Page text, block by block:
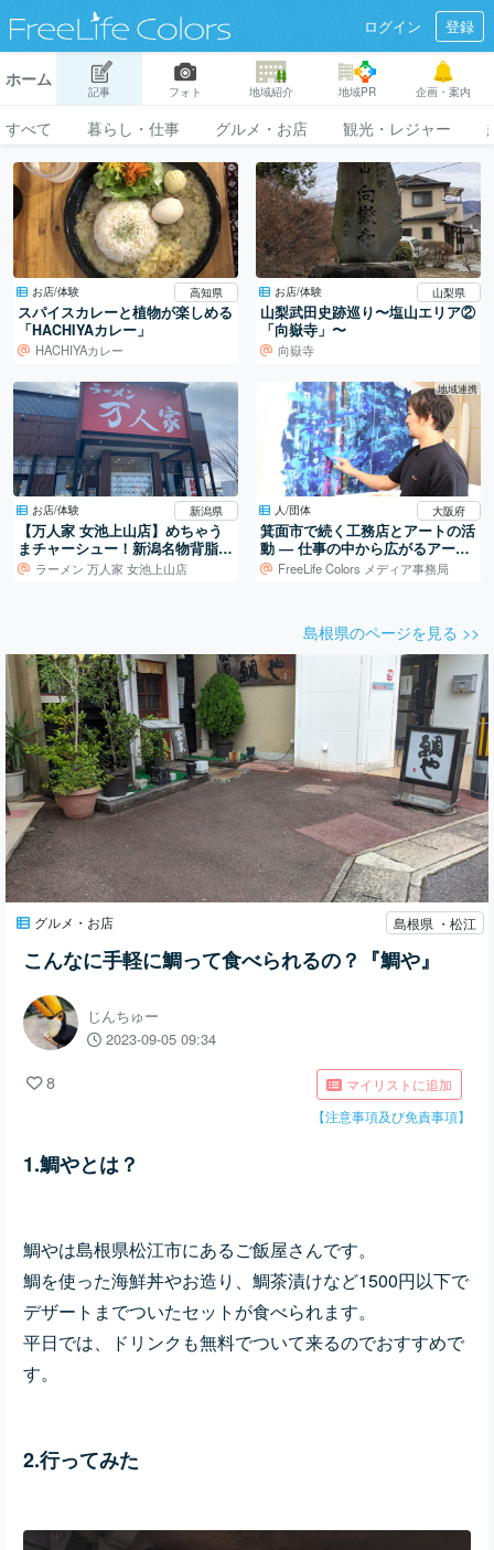
ログイン 登録
ホーム
記事 フォト 地域紹介 地域PR 企画・案内
すべて 暮らし・仕事 グルメ・お店 観光・レジャー
お店/体験 高知県
スパイスカレーと植物が楽しめる
「HACHIYAカレー」
HACHIYAカレー
お店/体験 山梨県
山梨武田史跡巡り〜塩山エリア②
「向嶽寺」〜
向嶽寺
お店/体験 新潟県
【万人家 女池上山店】めちゃう
まチャーシュー！新潟名物背脂こ
ってりラーメン
ラーメン 万人家 女池上山店
地域連携
人/団体 大阪府
箕面市で続く工務店とアートの活
動 ― 仕事の中から広がるアート
制作FreeLife Colors メディア事務局
島根県のページを見る >>
グルメ・お店 島根県 ・松江
こんなに手軽に鯛って食べられるの？『鯛や』
じんちゅー
2023-09-05 09:34
8
マイリストに追加
【注意事項及び免責事項】
1.鯛やとは？
鯛やは島根県松江市にあるご飯屋さんです。
鯛を使った海鮮丼やお造り、鯛茶漬けなど1500円以下で
デザートまでついたセットが食べられます。
平日では、ドリンクも無料でついて来るのでおすすめで
す。
2.行ってみた